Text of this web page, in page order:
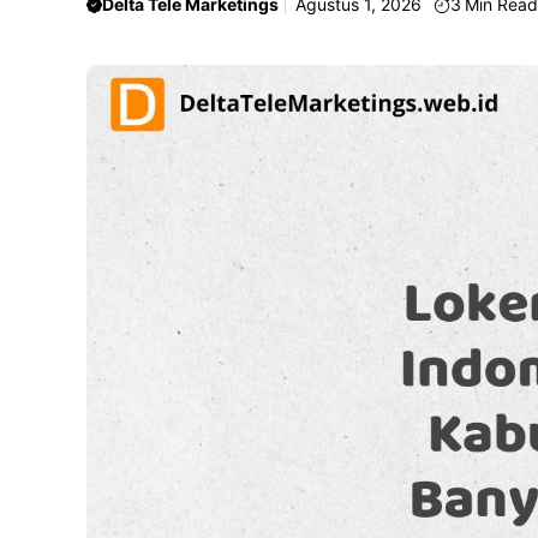
Delta Tele Marketings Agustus 1, 2026 3 Min Read